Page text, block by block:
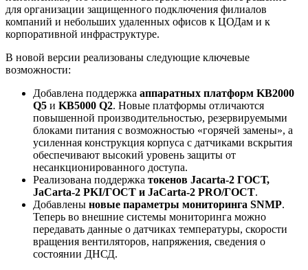
для организации защищенного подключения филиалов
компаний и небольших удаленных офисов к ЦОДам и к
корпоративной инфраструктуре.
В новой версии реализованы следующие ключевые
возможности:
Добавлена поддержка аппаратных платформ KB2000
Q5 и KB5000 Q2. Новые платформы отличаются
повышенной производительностью, резервируемыми
блоками питания с возможностью «горячей замены», а
усиленная конструкция корпуса с датчиками вскрытия
обеспечивают высокий уровень защиты от
несанкционированного доступа.
Реализована поддержка токенов Jacarta-2 ГОСТ,
JaCarta-2 PKI/ГОСТ и JaCarta-2 PRO/ГОСТ.
Добавлены новые параметры мониторинга SNMP.
Теперь во внешние системы мониторинга можно
передавать данные о датчиках температуры, скорости
вращения вентиляторов, напряжения, сведения о
состоянии ДНСД.